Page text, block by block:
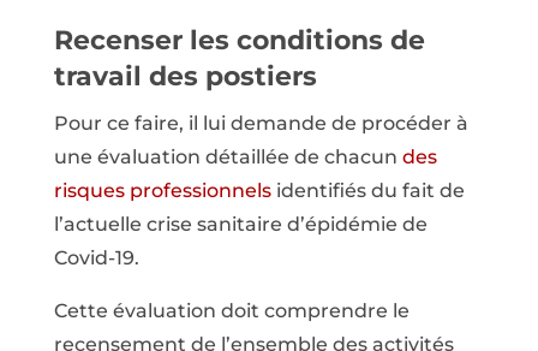
Recenser les conditions de
travail des postiers
Pour ce faire, il lui demande de procéder à
une évaluation détaillée de chacun des
risques professionnelsidentifiés du fait de
l’actuelle crise sanitaire d’épidémie de
Covid-19.
Cette évaluation doit comprendre le
recensement de l’ensemble des activités